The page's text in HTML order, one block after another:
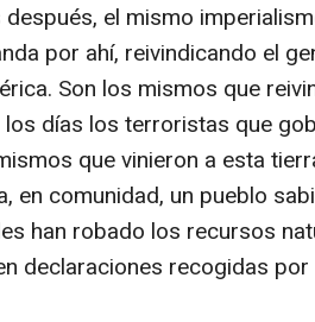
el mismo
por ahí, reivindicando el
Son los mismos que
días los terroristas que
que vinieron a esta
en comunidad, un pueblo
han robado los recursos
declaraciones recogidas